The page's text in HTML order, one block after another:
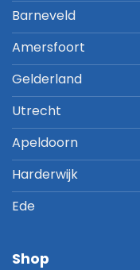
Barneveld
Amersfoort
Gelderland
Utrecht
Apeldoorn
Harderwijk
Ede
Shop